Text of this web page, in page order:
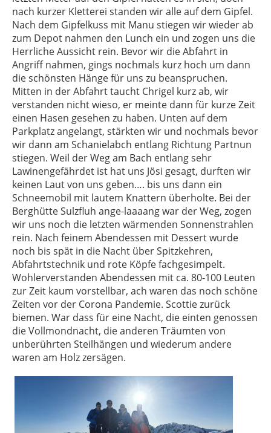
nach kurzer Kletterei standen wir alle auf dem Gipfel.
Nach dem Gipfelkuss mit Manu stiegen wir wieder ab
zum Depot nahmen den Lunch ein und zogen uns die
Herrliche Aussicht rein. Bevor wir die Abfahrt in
Angriff nahmen, gings nochmals kurz hoch um dann
die schönsten Hänge für uns zu beanspruchen.
Mitten in der Abfahrt taucht Chrigel kurz ab, wir
verstanden nicht wieso, er meinte dann für kurze Zeit
einen Hasen gesehen zu haben. Unten auf dem
Parkplatz angelangt, stärkten wir und nochmals bevor
wir dann am Schanielabch entlang Richtung Partnun
stiegen. Weil der Weg am Bach entlang sehr
Lawinengefährdet ist hat uns Jösi gesagt, durften wir
keinen Laut von uns geben…. bis uns dann ein
Schneemobil mit lautem Knattern überholte. Bei der
Berghütte Sulzfluh ange-laaaang war der Weg, zogen
wir uns noch die letzten wärmenden Sonnenstrahlen
rein. Nach feinem Abendessen mit Dessert wurde
noch bis spät in die Nacht über Spitzkehren,
Abfahrtstechnik und rote Köpfe fachgesimpelt.
Wohlerverstanden Abendessen mit ca. 80-100 Leuten
zur Zeit kaum vorstellbar, ach waren das noch schöne
Zeiten vor der Corona Pandemie. Scottie zurück
biemen. War dass für eine Nacht, die einten genossen
die Vollmondnacht, die anderen Träumten von
unberührten Steilhängen und wiederum andere
waren am Holz zersägen.